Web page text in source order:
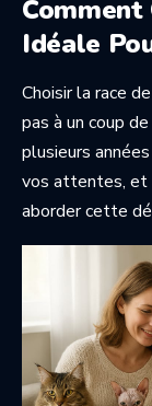
Comment
Idéale
Choisir la race
pas à un coup
plusieurs
vos attentes, et
aborder cette